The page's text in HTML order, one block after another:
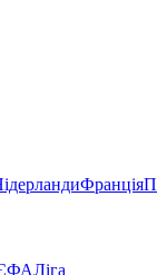
Франція
Ліга